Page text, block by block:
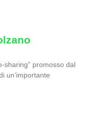
sharing” promosso dal
un’importante